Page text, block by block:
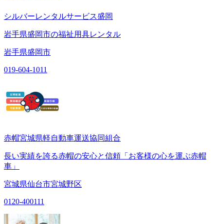
シルバーレンタルサービス盛岡
岩手県盛岡市の福祉用具レンタル
岩手県盛岡市
019-604-1011
赤帽宮城県軽自動車運送協同組合
長い実績を誇る赤帽の安心と信頼「お客様の心を運ぶ赤帽
車」
宮城県仙台市宮城野区
0120-400111